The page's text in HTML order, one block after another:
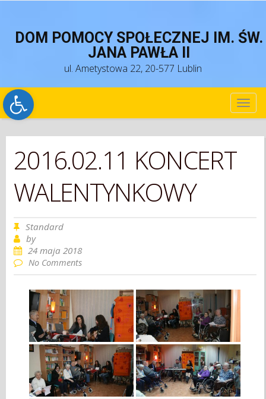
Open toolbar
DOM POMOCY SPOŁECZNEJ IM. ŚW.
JANA PAWŁA II
ul. Ametystowa 22, 20-577 Lublin
2016.02.11 KONCERT
WALENTYNKOWY
Standard
by
24 maja 2018
No Comments